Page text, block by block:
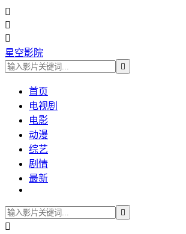



星空影院

首页
电视剧
电影
动漫
综艺
剧情
最新

